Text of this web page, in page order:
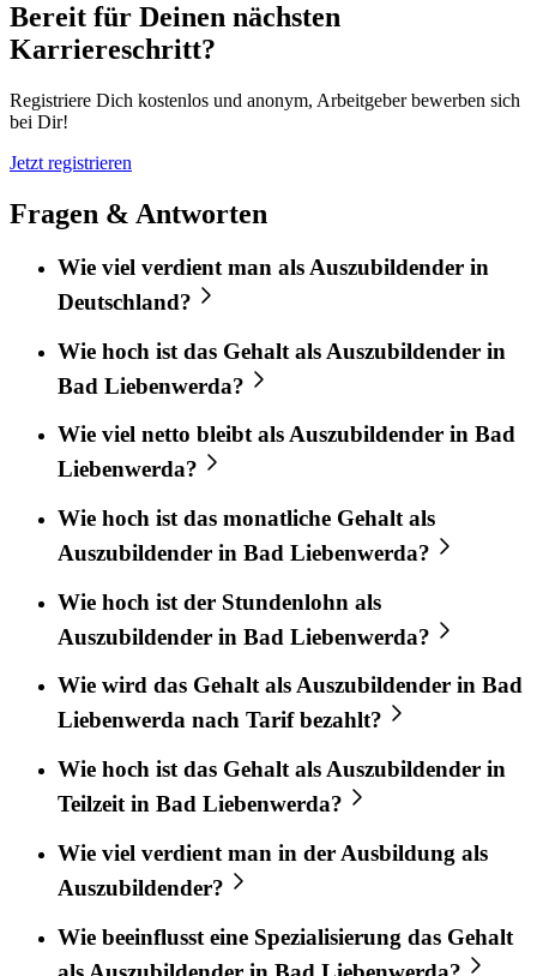
Bereit für Deinen nächsten
Karriereschritt?
Registriere Dich kostenlos und anonym, Arbeitgeber bewerben sich
bei Dir!
Jetzt registrieren
Fragen & Antworten
Wie viel verdient man als Auszubildender in
Deutschland?
Wie hoch ist das Gehalt als Auszubildender in
Bad Liebenwerda?
Wie viel netto bleibt als Auszubildender in Bad
Liebenwerda?
Wie hoch ist das monatliche Gehalt als
Auszubildender in Bad Liebenwerda?
Wie hoch ist der Stundenlohn als
Auszubildender in Bad Liebenwerda?
Wie wird das Gehalt als Auszubildender in Bad
Liebenwerda nach Tarif bezahlt?
Wie hoch ist das Gehalt als Auszubildender in
Teilzeit in Bad Liebenwerda?
Wie viel verdient man in der Ausbildung als
Auszubildender?
Wie beeinflusst eine Spezialisierung das Gehalt